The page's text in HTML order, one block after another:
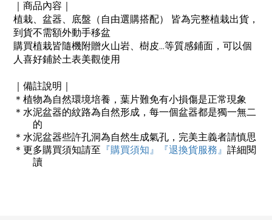
｜商品內容｜
植栽、盆器、底盤（自由選購搭配）
皆為完整植栽出貨，
到貨不需額外動手移盆
購買植栽皆隨機附贈火山岩、樹皮...等質感鋪面，可以個
人喜好鋪於土表美觀使用
｜備註說明｜
＊ 植物為自然環境培養，葉片難免有小損傷是正常現象
＊ 水泥盆器的紋路為自然形成，每一個盆器都是獨一無二
的
＊ 水泥盆器些許孔洞為自然生成氣孔，完美主義者請慎思
＊ 更多購買須知請至 『購買須知』 『退換貨服務』 詳細閱
讀